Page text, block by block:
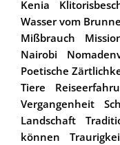
Kenia
Wasser vom
Mißbrauch
Nairobi
Poetische
Tiere
Vergangenheit
Landschaft
können